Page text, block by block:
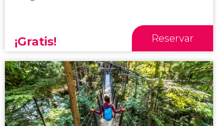
¡Gratis! Reservar